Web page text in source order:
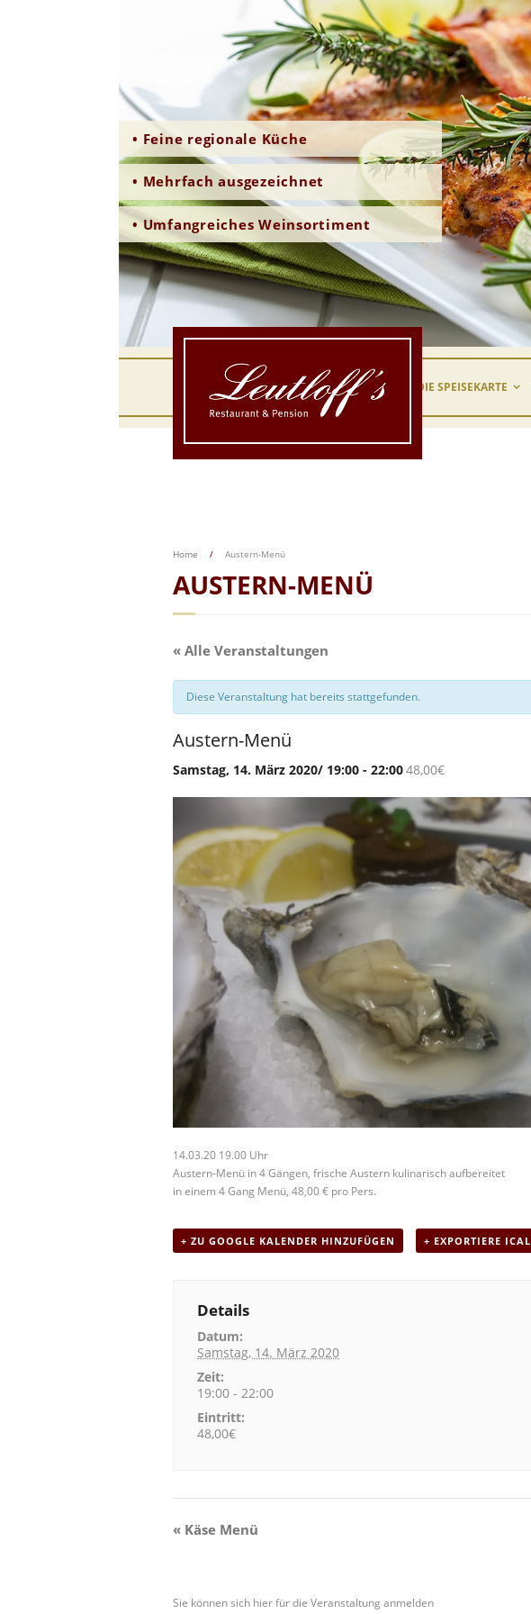
• Feine regionale Küche
• Mehrfach ausgezeichnet
• Umfangreiches Weinsortiment
DIE SPEISEKARTE
AUSTERN-MENÜ
Home / Austern-Menü
« Alle Veranstaltungen
Diese Veranstaltung hat bereits stattgefunden.
Austern-Menü
Samstag, 14. März 2020/ 19:00 - 22:0048,00€
14.03.20 19.00 Uhr
Austern-Menü in 4 Gängen, frische Austern kulinarisch aufbereitet
in einem 4 Gang Menü, 48,00 € pro Pers.
+ ZU GOOGLE KALENDER HINZUFÜGEN + EXPORTIERE ICAL
Details
Datum:
Samstag, 14. März 2020
Zeit:
19:00 - 22:00
Eintritt:
48,00€
V
« Käse Menü
Sie können sich hier für die Veranstaltung anmelden